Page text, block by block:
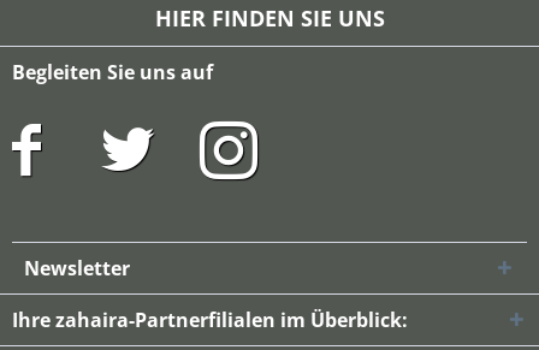
HIER FINDEN SIE UNS
Begleiten Sie uns auf
Newsletter
Ihre zahaira-Partnerfilialen im Überblick: